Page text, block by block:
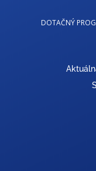
DOTAČNÝ